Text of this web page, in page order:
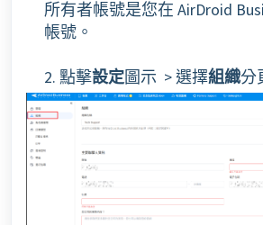
所有者帳號是您在 AirDroid
帳號。
2. 點擊設定圖示 > 選擇組織分